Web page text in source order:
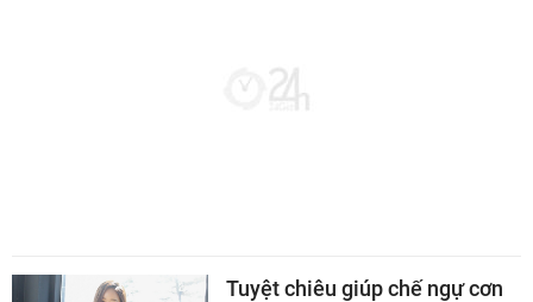
Tuyệt chiêu giúp chế ngự cơn